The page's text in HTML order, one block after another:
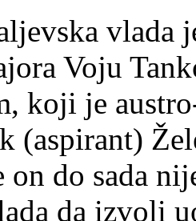
vlada
Voju
koji je
(aspirant)
on do sada
da izvoli